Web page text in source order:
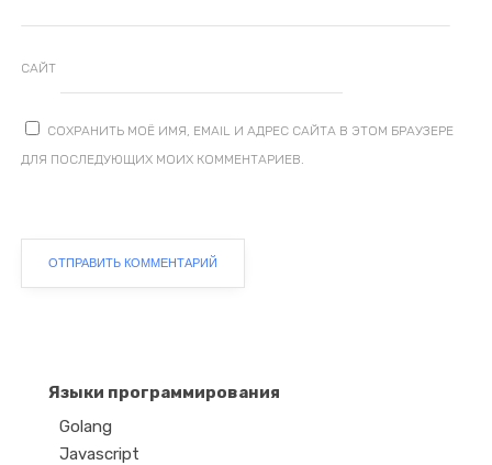
САЙТ
СОХРАНИТЬ МОЁ ИМЯ, EMAIL И АДРЕС САЙТА В ЭТОМ БРАУЗЕРЕ
ДЛЯ ПОСЛЕДУЮЩИХ МОИХ КОММЕНТАРИЕВ.
Языки программирования
Golang
Javascript